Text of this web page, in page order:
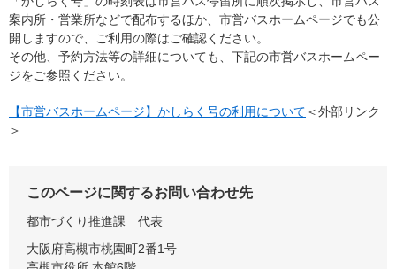
案内所・営業所などで配布するほか、市営バスホームページでも公
開しますので、ご利用の際はご確認ください。
その他、予約方法等の詳細についても、下記の市営バスホームペー
ジをご参照ください。
【市営バスホームページ】かしらく号の利用について ＜外部リンク
＞
このページに関するお問い合わせ先
都市づくり推進課
代表
大阪府高槻市桃園町2番1号